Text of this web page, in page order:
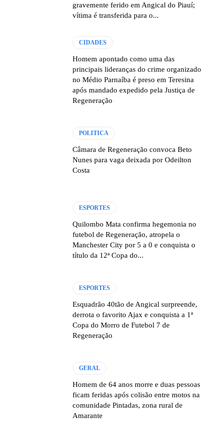
gravemente ferido em Angical do Piauí;
vítima é transferida para o...
CIDADES
Homem apontado como uma das
principais lideranças do crime organizado
no Médio Parnaíba é preso em Teresina
após mandado expedido pela Justiça de
Regeneração
POLITICA
Câmara de Regeneração convoca Beto
Nunes para vaga deixada por Odeilton
Costa
ESPORTES
Quilombo Mata confirma hegemonia no
futebol de Regeneração, atropela o
Manchester City por 5 a 0 e conquista o
título da 12ª Copa do...
ESPORTES
Esquadrão 40tão de Angical surpreende,
derrota o favorito Ajax e conquista a 1ª
Copa do Morro de Futebol 7 de
Regeneração
GERAL
Homem de 64 anos morre e duas pessoas
ficam feridas após colisão entre motos na
comunidade Pintadas, zona rural de
Amarante